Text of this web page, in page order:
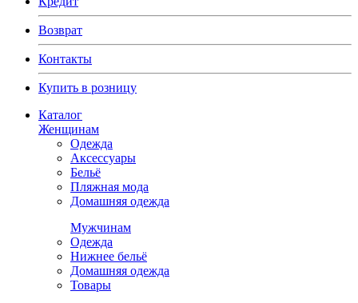
Возврат
Контакты
Купить в розницу
Каталог
Женщинам
Одежда
Аксессуары
Бельё
Пляжная мода
Домашняя одежда
Мужчинам
Одежда
Нижнее бельё
Домашняя одежда
Товары